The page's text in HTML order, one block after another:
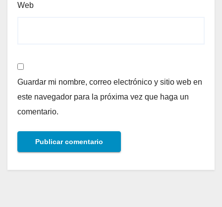
Web
Guardar mi nombre, correo electrónico y sitio web en
este navegador para la próxima vez que haga un
comentario.